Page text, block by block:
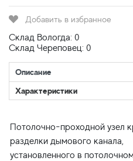
Добавить в избранное
Склад Вологда: 0
Склад Череповец: 0
Описание
Характеристики
Потолочно-проходной узел
разделки дымового канала,
установленного в